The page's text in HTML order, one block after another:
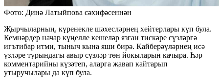
Фото: Динә Латыйпова сәхифәсеннән
Җырчыларның, күренекле шәхесләрнең хейтерлары күп була.
Кемнәрдер начар күңелле кешеләр язган тискәре сүзләргә
игътибар итми, тыныч кына яши бирә. Кайберәүләрнең исә
үзләре турындагы авыр сүзләр төн йокыларын качыра. Һәр
комментарийны күзәтеп, аларга җавап кайтарып
утыручылары да күп була.